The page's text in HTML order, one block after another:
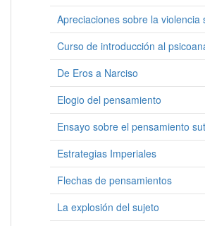
Apreciaciones sobre la violencia
Curso de introducción al
De Eros a Narciso
Elogio del pensamiento
Ensayo sobre el pensamiento
Estrategias Imperiales
Flechas de pensamientos
La explosión del sujeto